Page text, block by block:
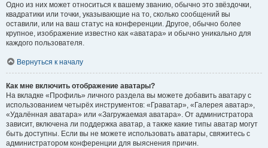
Одно из них может относиться к вашему званию, обычно это звёздочки,
квадратики или точки, указывающие на то, сколько сообщений вы
оставили, или на ваш статус на конференции. Другое, обычно более
крупное, изображение известно как «аватара» и обычно уникально для
каждого пользователя.
Вернуться к началу
Как мне включить отображение аватары?
На вкладке «Профиль» личного раздела вы можете добавить аватару с
использованием четырёх инструментов: «Граватар», «Галерея аватар»,
«Удалённая аватара» или «Загружаемая аватара». От администратора
зависит, включена ли поддержка аватар, а также какие типы аватар могут
быть доступны. Если вы не можете использовать аватары, свяжитесь с
администратором конференции для выяснения причин.